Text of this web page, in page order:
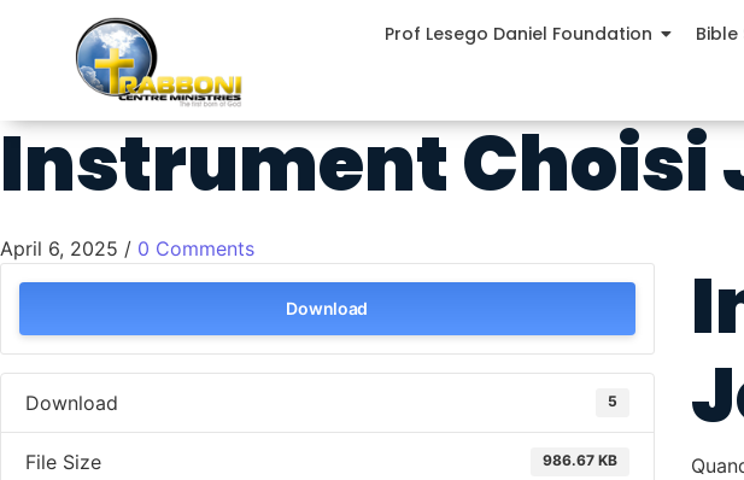
Prof Lesego Daniel Foundation Bible
Instrument Choisi
April 6, 2025 / 0 Comments
Download
Download 5
File Size 986.67 KB